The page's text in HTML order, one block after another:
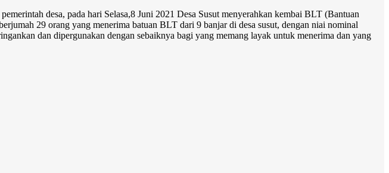
desa, pada hari Selasa,8 Juni 2021 Desa Susut menyerahkan kembai BLT (Bantuan
29 orang yang menerima batuan BLT dari 9 banjar di desa susut, dengan niai nominal
dan dipergunakan dengan sebaiknya bagi yang memang layak untuk menerima dan yang